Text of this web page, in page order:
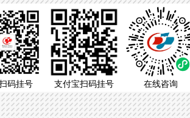
码挂号 支付宝扫码挂号 在线咨询